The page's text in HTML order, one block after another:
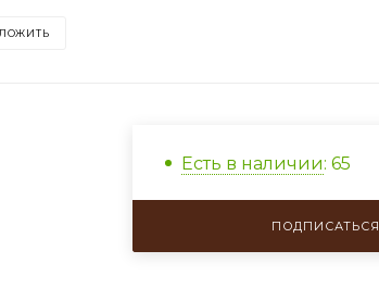
Есть в наличии: 65
ПОДПИСАТЬСЯ